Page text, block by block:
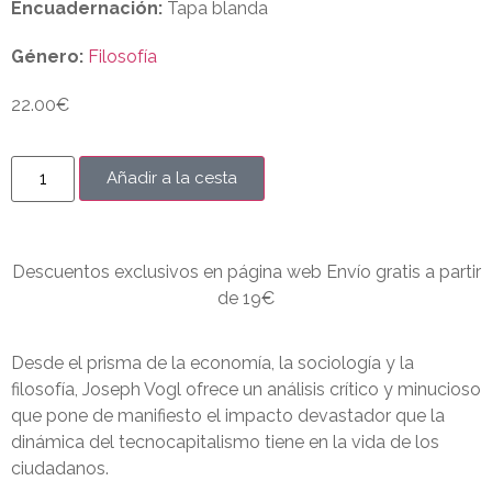
Encuadernación: Tapa blanda
Género: Filosofía
22.00€
Añadir a la cesta
Descuentos exclusivos en página web Envío gratis a partir
de 19€
Desde el prisma de la economía, la sociología y la
filosofía, Joseph Vogl ofrece un análisis crítico y minucioso
que pone de manifiesto el impacto devastador que la
dinámica del tecnocapitalismo tiene en la vida de los
ciudadanos.